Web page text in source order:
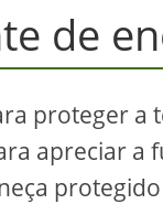
de
proteger a
apreciar a